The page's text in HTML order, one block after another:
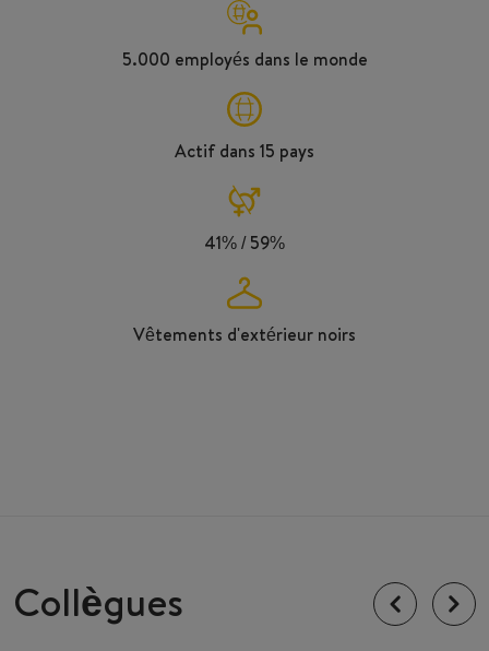
5.000 employés dans le monde
Actif dans 15 pays
41% / 59%
Vêtements d'extérieur noirs
Collègues